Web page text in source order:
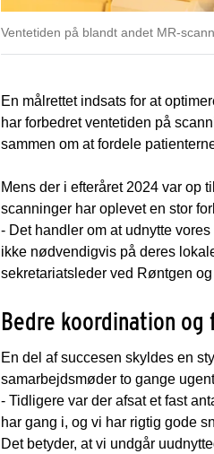
Ventetiden på blandt andet MR-
En målrettet indsats for at
har forbedret ventetiden på
sammen om at fordele
Mens der i efteråret 2024 var op
scanninger har oplevet en stor
- Det handler om at udnytte
ikke nødvendigvis på deres
sekretariatsleder ved Røntgen
Bedre koordination
En del af succesen skyldes en
samarbejdsmøder to gange
- Tidligere var der afsat et fast
har gang i, og vi har rigtig gode
Det betyder, at vi undgår